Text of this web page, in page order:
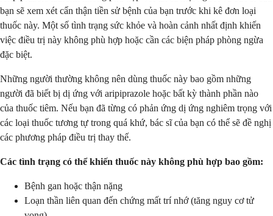
bạn sẽ xem xét cẩn thận tiền sử bệnh của bạn trước khi kê đơn loại
thuốc này. Một số tình trạng sức khỏe và hoàn cảnh nhất định khiến
việc điều trị này không phù hợp hoặc cần các biện pháp phòng ngừa
đặc biệt.
Những người thường không nên dùng thuốc này bao gồm những
người đã biết bị dị ứng với aripiprazole hoặc bất kỳ thành phần nào
của thuốc tiêm. Nếu bạn đã từng có phản ứng dị ứng nghiêm trọng với
các loại thuốc tương tự trong quá khứ, bác sĩ của bạn có thể sẽ đề nghị
các phương pháp điều trị thay thế.
Các tình trạng có thể khiến thuốc này không phù hợp bao gồm:
Bệnh gan hoặc thận nặng
Loạn thần liên quan đến chứng mất trí nhớ (tăng nguy cơ tử